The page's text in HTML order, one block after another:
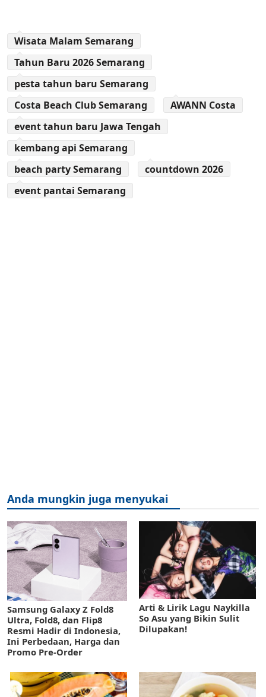
Wisata Malam Semarang
Tahun Baru 2026 Semarang
pesta tahun baru Semarang
Costa Beach Club Semarang
AWANN Costa
event tahun baru Jawa Tengah
kembang api Semarang
beach party Semarang
countdown 2026
event pantai Semarang
Anda mungkin juga menyukai
Samsung Galaxy Z Fold8
Ultra, Fold8, dan Flip8
Resmi Hadir di Indonesia,
Ini Perbedaan, Harga dan
Promo Pre-Order
Arti & Lirik Lagu Naykilla
So Asu yang Bikin Sulit
Dilupakan!